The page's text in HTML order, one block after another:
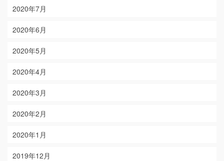
2020年7月
2020年6月
2020年5月
2020年4月
2020年3月
2020年2月
2020年1月
2019年12月